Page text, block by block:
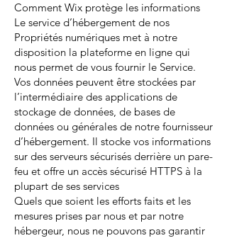
Comment Wix protège les informations
Le service d’hébergement de nos
Propriétés numériques met à notre
disposition la plateforme en ligne qui
nous permet de vous fournir le Service.
Vos données peuvent être stockées par
l’intermédiaire des applications de
stockage de données, de bases de
données ou générales de notre fournisseur
d’hébergement. Il stocke vos informations
sur des serveurs sécurisés derrière un pare-
feu et offre un accès sécurisé HTTPS à la
plupart de ses services
Quels que soient les efforts faits et les
mesures prises par nous et par notre
hébergeur, nous ne pouvons pas garantir